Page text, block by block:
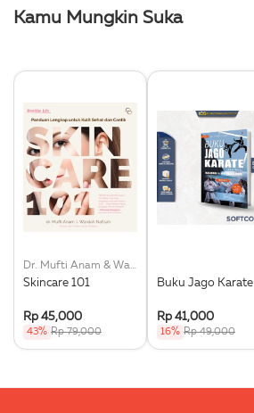
Kamu Mungkin Suka
Dr. Mufti Anam & Wardah Nafisah
Skincare 101
Rp 45,000
43% Rp 79,000
Buku Jago Karate
Rp 41,000
16% Rp 49,000